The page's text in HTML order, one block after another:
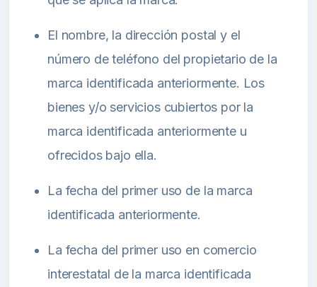
El nombre, la dirección postal y el
número de teléfono del propietario de la
marca identificada anteriormente. Los
bienes y/o servicios cubiertos por la
marca identificada anteriormente u
ofrecidos bajo ella.
La fecha del primer uso de la marca
identificada anteriormente.
La fecha del primer uso en comercio
interestatal de la marca identificada